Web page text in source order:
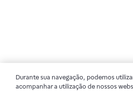
Durante sua navegação, podemos
acompanhar a utilização de nossos